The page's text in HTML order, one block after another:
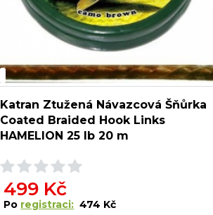
Katran Ztužená Návazcová Šňůrka
Coated Braided Hook Links
HAMELION 25 lb 20 m
499 Kč
Po registraci: 474 Kč